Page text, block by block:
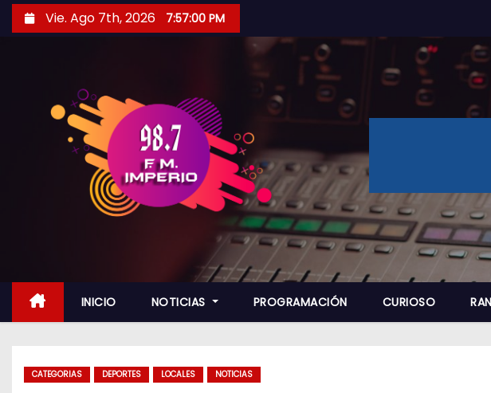
i
Vie. Ago 7th, 2026 7:57:01 PM
INICIO NOTICIAS PROGRAMACIÓN CURIOSO
CATEGORIAS DEPORTES LOCALES NOTICIAS